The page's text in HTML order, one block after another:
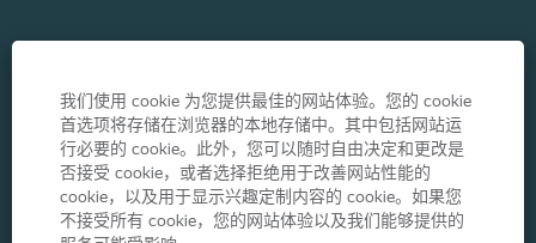
我们使用 cookie 为您提供最佳的网站体验。您的 cookie
首选项将存储在浏览器的本地存储中。其中包括网站运
行必要的 cookie。此外，您可以随时自由决定和更改是
否接受 cookie，或者选择拒绝用于改善网站性能的
cookie，以及用于显示兴趣定制内容的 cookie。如果您
不接受所有 cookie，您的网站体验以及我们能够提供的
在
新
选
项
卡